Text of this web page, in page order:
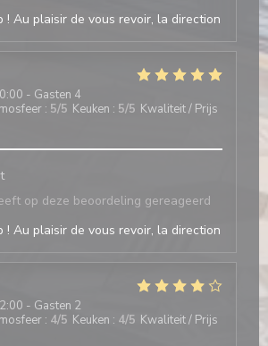
! Au plaisir de vous revoir, la direction
- Gasten 4
: 5/5 Keuken : 5/5 Kwaliteit / Prijs
op deze beoordeling gereageerd
! Au plaisir de vous revoir, la direction
- Gasten 2
: 4/5 Keuken : 4/5 Kwaliteit / Prijs